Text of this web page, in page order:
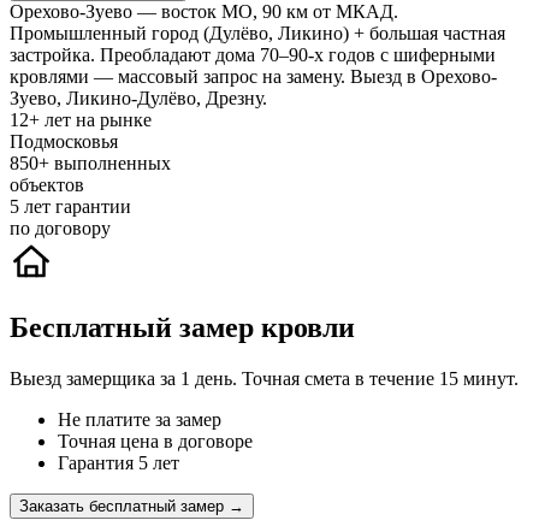
Орехово-Зуево — восток МО, 90 км от МКАД.
Промышленный город (Дулёво, Ликино) + большая частная
застройка. Преобладают дома 70–90-х годов с шиферными
кровлями — массовый запрос на замену. Выезд в Орехово-
Зуево, Ликино-Дулёво, Дрезну.
12+ лет на рынке
Подмосковья
850+ выполненных
объектов
5 лет гарантии
по договору
Бесплатный замер кровли
Выезд замерщика за 1 день. Точная смета в течение 15 минут.
Не платите за замер
Точная цена в договоре
Гарантия 5 лет
Заказать бесплатный замер →